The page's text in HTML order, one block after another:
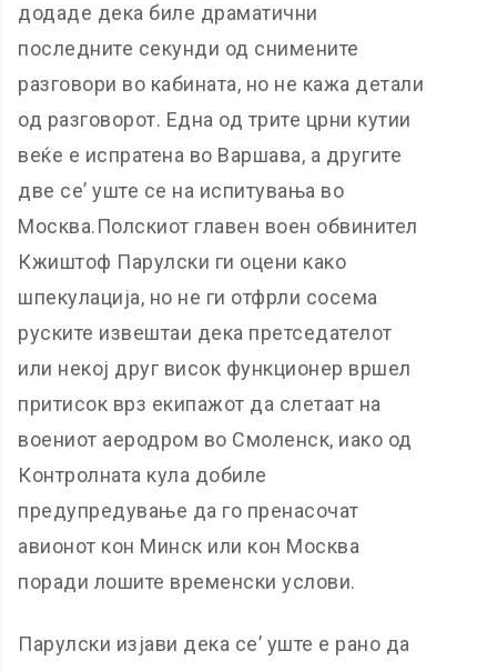
додаде дека биле драматични
последните секунди од снимените
разговори во кабината, но не кажа детали
од разговорот. Една од трите црни кутии
веќе е испратена во Варшава, а другите
две се’ уште се на испитувања во
Москва.Полскиот главен воен обвинител
Кжиштоф Парулски ги оцени како
шпекулација, но не ги отфрли сосема
руските извештаи дека претседателот
или некој друг висок функционер вршел
притисок врз екипажот да слетаат на
воениот аеродром во Смоленск, иако од
Контролната кула добиле
предупредување да го пренасочат
авионот кон Минск или кон Москва
поради лошите временски услови.
Парулски изјави дека се’ уште е рано да